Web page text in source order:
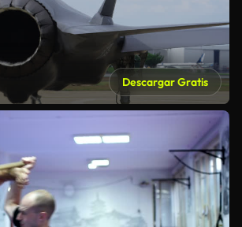
Descargar Gratis